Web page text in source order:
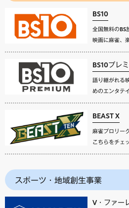
BS10
全国無料のBS
映画に麻雀、
BS10プレ
語り継がれる
めのエンタテ
BEAST X
麻雀プロリー
こちらをチェ
スポーツ・地域創生事業
V・ファー